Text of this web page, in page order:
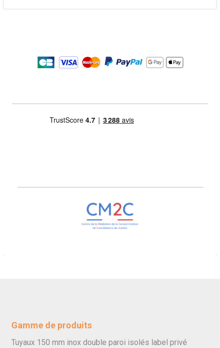
Gamme de produits
Tuyaux 150 mm inox double paroi isolés label privé